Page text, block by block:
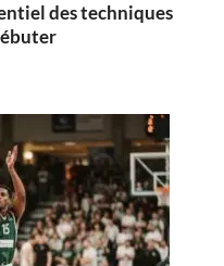
des techniques